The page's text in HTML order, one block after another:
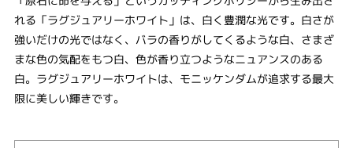
れる「ラグジュアリーホワイト」は、白く豊潤な光です。白さが
強いだけの光ではなく、バラの香りがしてくるような白、さまざ
まな色の気配をもつ白、色が香り立つようなニュアンスのある
白。ラグジュアリーホワイトは、モニッケンダムが追求する最大
限に美しい輝きです。